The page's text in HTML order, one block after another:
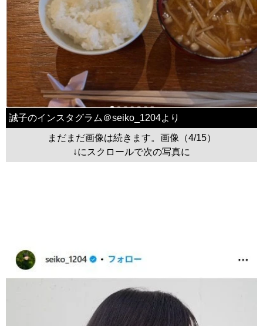
誠子のインスタグラム＠seiko_1204より
まだまだ画像は続きます。画像（4/15）
↓にスクロールで次の写真に